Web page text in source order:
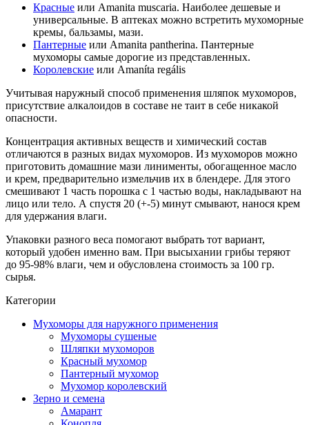
Красные или Amanita muscaria. Наиболее дешевые и
универсальные. В аптеках можно встретить мухоморные
кремы, бальзамы, мази.
Пантерные или Amanita pantherina. Пантерные
мухоморы самые дорогие из представленных.
Королевские или Amaníta regális
Учитывая наружный способ применения шляпок мухоморов,
присутствие алкалоидов в составе не таит в себе никакой
опасности.
Концентрация активных веществ и химический состав
отличаются в разных видах мухоморов. Из мухоморов можно
приготовить домашние мази линименты, обогащенное масло
и крем, предварительно измельчив их в блендере. Для этого
смешивают 1 часть порошка с 1 частью воды, накладывают на
лицо или тело. А спустя 20 (+-5) минут смывают, нанося крем
для удержания влаги.
Упаковки разного веса помогают выбрать тот вариант,
который удобен именно вам. При высыхании грибы теряют
до 95-98% влаги, чем и обусловлена стоимость за 100 гр.
сырья.
Категории
Мухоморы для наружного применения
Мухоморы сушеные
Шляпки мухоморов
Красный мухомор
Пантерный мухомор
Мухомор королевский
Зерно и семена
Амарант